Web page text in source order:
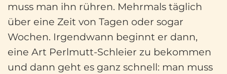
muss man ihn rühren. Mehrmals täglich
über eine Zeit von Tagen oder sogar
Wochen. Irgendwann beginnt er dann,
eine Art Perlmutt-Schleier zu bekommen
und dann geht es ganz schnell: man muss